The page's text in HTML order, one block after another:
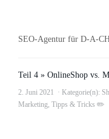
SEO-Agentur für D-A-
Teil 4 » OnlineShop vs.
2. Juni 2021 Kategorie(n):
Marketing, Tipps & Tricks ✏️